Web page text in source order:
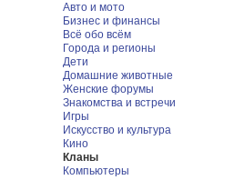
Авто и мото
Бизнес и финансы
Всё обо всём
Города и регионы
Дети
Домашние животные
Женские форумы
Знакомства и встречи
Игры
Искусство и культура
Кино
Кланы
Компьютеры